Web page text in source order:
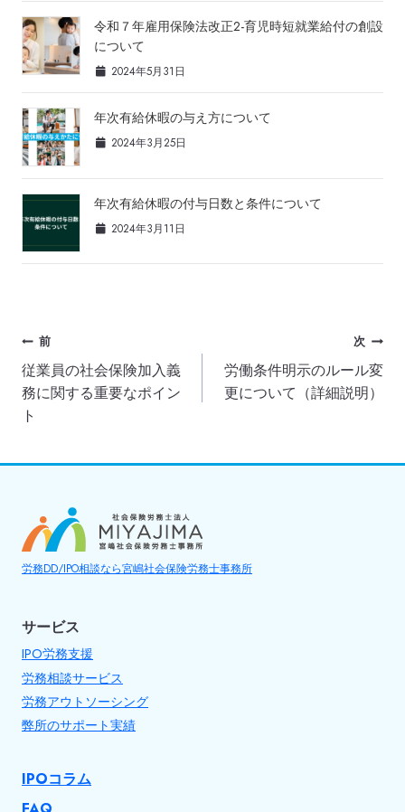
令和７年雇用保険法改正2-育児時短就業給付の創設
について
2024年5月31日
年次有給休暇の与え方について
2024年3月25日
年次有給休暇の付与日数と条件について
2024年3月11日
投
稿
ナ
ゲ
シ
ョ
前
従業員の社会保険加入義
務に関する重要なポイン
ト
次
労働条件明示のルール変
更について（詳細説明）
労務DD/IPO相談なら宮嶋社会保険労務士事務所
サービス
IPO労務支援
労務相談サービス
労務アウトソーシング
弊所のサポート実績
IPOコラム